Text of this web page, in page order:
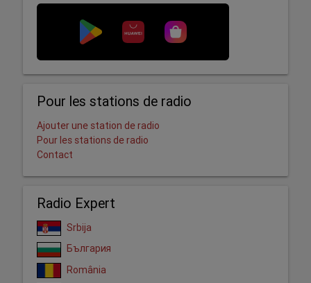
Pour les stations de radio
Ajouter une station de radio
Pour les stations de radio
Contact
Radio Expert
Srbija
България
România